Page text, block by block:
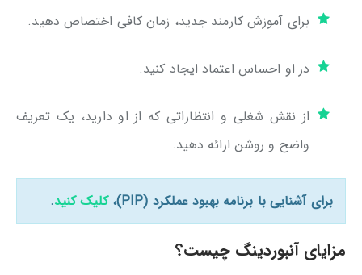
برای آموزش کارمند جدید، زمان کافی اختصاص دهید.
در او احساس اعتماد ایجاد کنید.
از نقش شغلی و انتظاراتی که از او دارید، یک تعریف
واضح و روشن ارائه دهید.
برای آشنایی با برنامه بهبود عملکرد (PIP)، کلیک کنید.
مزایای آنبوردینگ چیست؟